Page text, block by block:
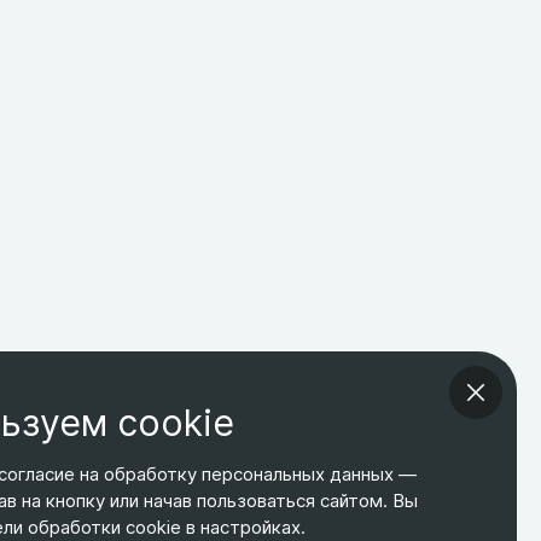
ТЕЛЕФОН
+7 495 266-65-67
ЭЛ. ПОЧТА
shop@relines.ru
АДРЕС
Москва, Гаражная 8
cookie
на обработку персональных данных —
на кнопку или начав пользоваться сайтом. Вы
обработки cookie в настройках.